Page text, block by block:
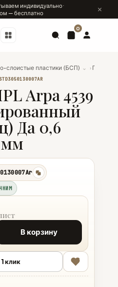
индивидуально ·
— бесплатно
0
слоистые пластики (БСП) ⌄ ›
Arpa 4539
Да 0,6
мм
копировать
В корзину
клик